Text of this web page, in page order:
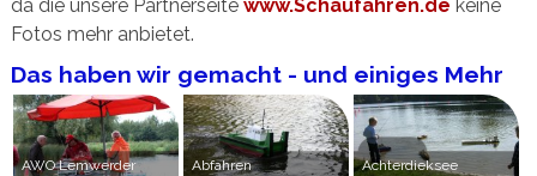
da die unsere Partnerseite www.Schaufahren.de keine
Fotos mehr anbietet.
Das haben wir gemacht - und einiges Mehr
AWO Lemwerder Abfahren
Achterdieksee